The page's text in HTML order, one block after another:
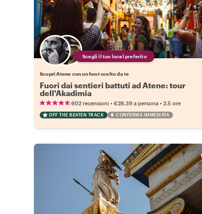
Scegli il tuo local preferito
Scopri Atene con un host scelto da te
Fuori dai sentieri battuti ad Atene: tour
dell'Akadimia
602 recensioni • €28.39 a persona • 2.5 ore
OFF THE BEATEN TRACK CONFERMA IMMEDIATA